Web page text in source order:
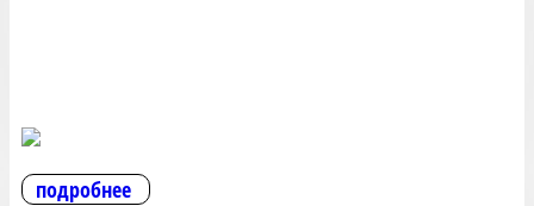
подробнее